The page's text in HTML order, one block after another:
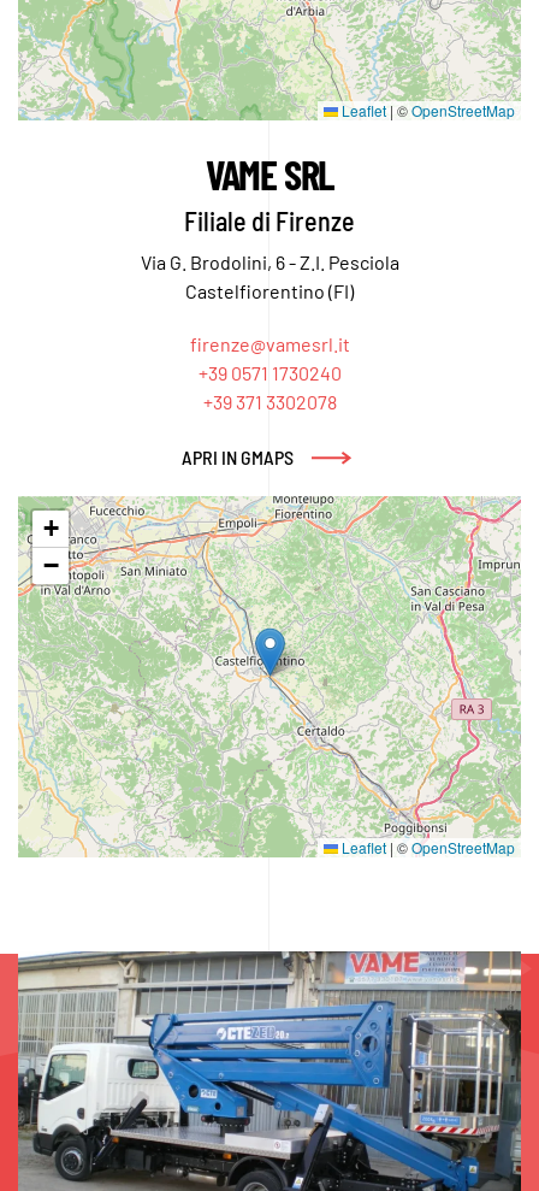
Leaflet | ©OpenStreetMap
VAME SRL
Filiale di Firenze
Via G. Brodolini, 6 - Z.I. Pesciola
Castelfiorentino (FI)
firenze@vamesrl.it
+39 0571 1730240
+39 371 3302078
APRI IN GMAPS
+
−
Leaflet | ©OpenStreetMap